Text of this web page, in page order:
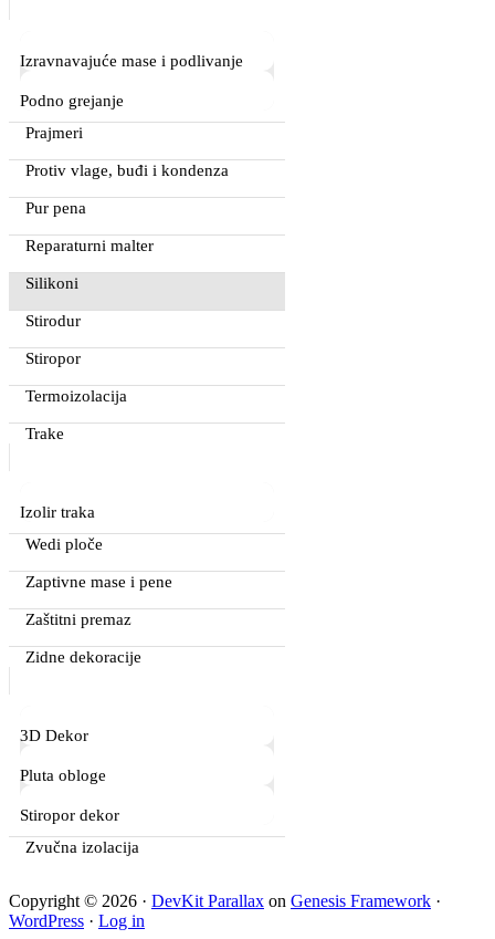
Izravnavajuće mase i podlivanje
Podno grejanje
Prajmeri
Protiv vlage, buđi i kondenza
Pur pena
Reparaturni malter
Silikoni
Stirodur
Stiropor
Termoizolacija
Trake
Izolir traka
Wedi ploče
Zaptivne mase i pene
Zaštitni premaz
Zidne dekoracije
3D Dekor
Pluta obloge
Stiropor dekor
Zvučna izolacija
Copyright © 2026 · DevKit Parallax on Genesis Framework ·
WordPress · Log in